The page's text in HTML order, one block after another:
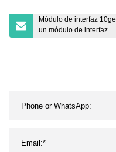
Módulo de interfaz 10ge
un módulo de interfaz
Mic-X-Sp4 proporciona